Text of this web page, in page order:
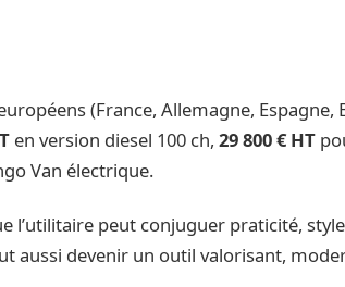
(France, Allemagne, Espagne,
en version diesel 100 ch,29 800 € HT
Van électrique.
l’utilitaire peut conjuguer praticité,
aussi devenir un outil valorisant,